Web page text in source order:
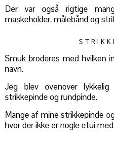
Der var også rigtige
maskeholder, målebånd og
Smuk broderes med hvilken
navn.
Jeg blev ovenover
strikkepinde og rundpinde.
Mange af mine strikkepinde
hvor der ikke er nogle etui